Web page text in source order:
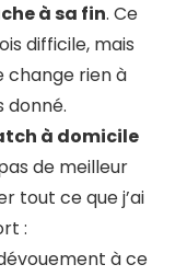
à sa fin. Ce
difficile, mais
rien à
donné.
à domicile
de meilleur
tout ce que j’ai
:
à ce